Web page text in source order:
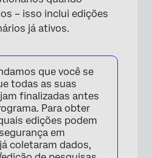
– isso inclui edições
já ativos.
que você se
todas as suas
finalizadas antes
Para obter
edições podem
em
coletaram dados,